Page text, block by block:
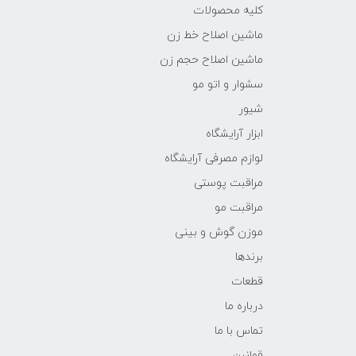
کلیه محصولات
ماشین اصلاح خط زن
ماشین اصلاح حجم زن
سشوار و اتو مو
شیور
ابزار آرایشگاه
لوازم مصرفی آرایشگاه
مراقبت پوستی
مراقبت مو
موزن گوش و بینی
برندها
قطعات
درباره ما
تماس با ما